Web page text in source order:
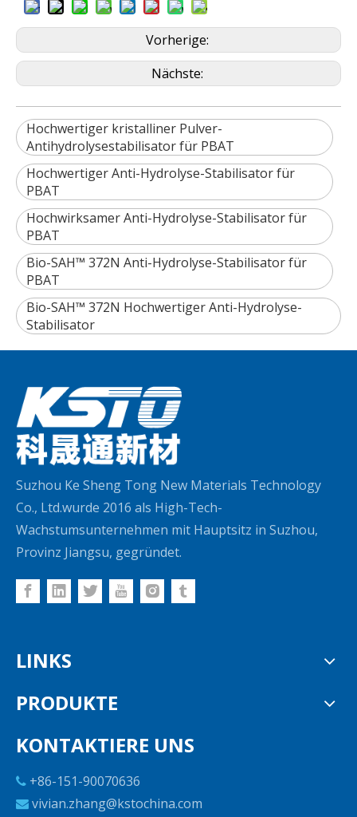
Vorherige:
Nächste:
Hochwertiger kristalliner Pulver-
Antihydrolysestabilisator für PBAT
Hochwertiger Anti-Hydrolyse-Stabilisator für
PBAT
Hochwirksamer Anti-Hydrolyse-Stabilisator für
PBAT
Bio-SAH™ 372N Anti-Hydrolyse-Stabilisator für
PBAT
Bio-SAH™ 372N Hochwertiger Anti-Hydrolyse-
Stabilisator
Suzhou Ke Sheng Tong New Materials Technology
Co., Ltd.wurde 2016 als High-Tech-
Wachstumsunternehmen mit Hauptsitz in Suzhou,
Provinz Jiangsu, gegründet.
LINKS
PRODUKTE
KONTAKTIERE UNS
 +86-151-90070636
 vivian.zhang@kstochina.com